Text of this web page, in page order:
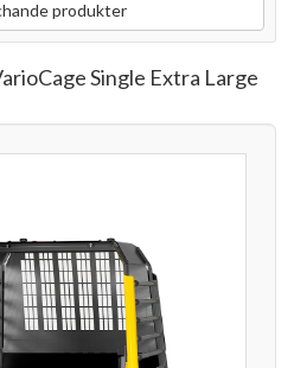
produkter
Single Extra Large